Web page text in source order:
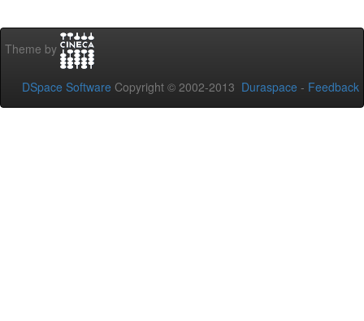
Theme by
DSpace Software Copyright © 2002-2013 Duraspace - Feedback